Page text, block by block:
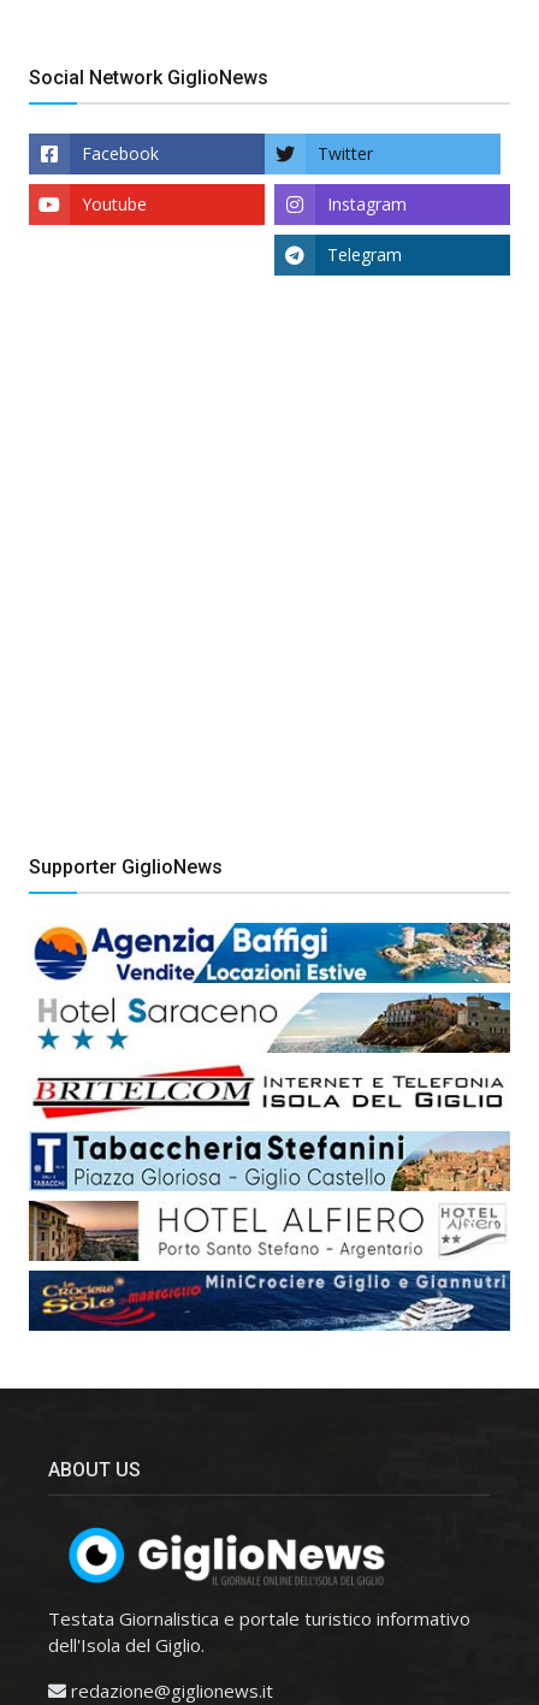
Social Network GiglioNews
Facebook Twitter
Instagram
Youtube
Telegram
Supporter GiglioNews
ABOUT US
Testata Giornalistica e portale turistico informativo
dell'Isola del Giglio.
redazione@giglionews.it